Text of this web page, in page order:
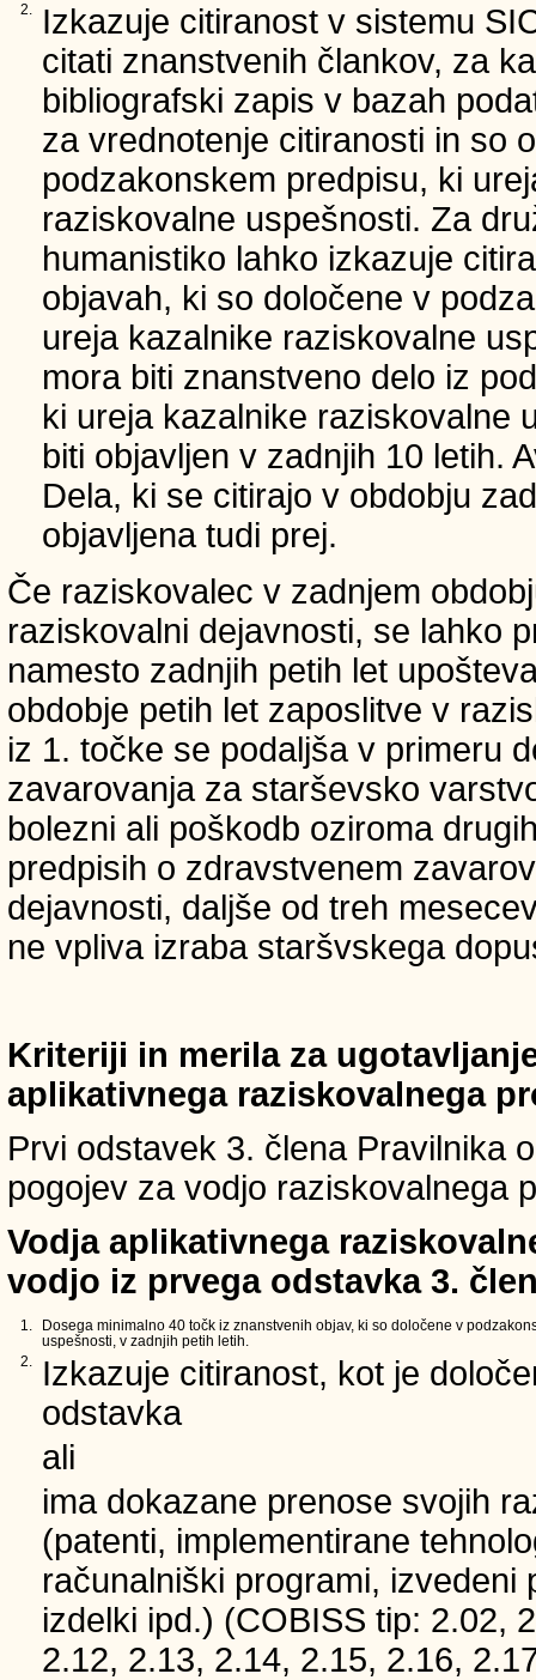
2.
Izkazuje citiranost v sistemu
citati znanstvenih člankov, za
bibliografski zapis v bazah
za vrednotenje citiranosti in so
podzakonskem predpisu, ki
raziskovalne uspešnosti. Za
humanistiko lahko izkazuje
objavah, ki so določene v
ureja kazalnike raziskovalne
mora biti znanstveno delo iz
ki ureja kazalnike raziskovalne
biti objavljen v zadnjih 10 letih.
Dela, ki se citirajo v obdobju
objavljena tudi prej.
Če raziskovalec v zadnjem
raziskovalni dejavnosti, se lahko
namesto zadnjih petih let
obdobje petih let zaposlitve v
iz 1. točke se podaljša v primeru
zavarovanja za starševsko
bolezni ali poškodb oziroma
predpisih o zdravstvenem
dejavnosti, daljše od treh
ne vpliva izraba staršvskega
Kriteriji in merila za
aplikativnega raziskovalnega
Prvi odstavek 3. člena Pravilnika
pogojev za vodjo raziskovalnega
Vodja aplikativnega
vodjo iz prvega odstavka 3.
1.
Dosega minimalno 40 točk iz znanstvenih objav, ki so določene v
uspešnosti, v zadnjih petih letih.
2.
Izkazuje citiranost, kot je
odstavka
ali
ima dokazane prenose svojih
(patenti, implementirane
računalniški programi, izvedeni
izdelki ipd.) (COBISS tip: 2.02,
2.12, 2.13, 2.14, 2.15, 2.16,